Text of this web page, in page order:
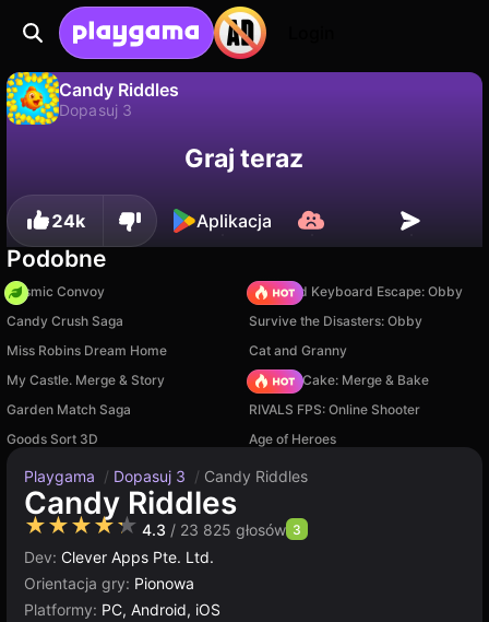
Candy Riddles
Dopasuj 3
Zapisz postępy! Nie
Graj teraz
24k Aplikacja
Podobne
Cosmic Convoy
+1 Speed Keyboard Escape: Obby
Candy Crush Saga
Survive the Disasters: Obby
Miss Robins Dream Home
Cat and Granny
My Castle. Merge & Story
Piece of Cake: Merge & Bake
Garden Match Saga
RIVALS FPS: Online Shooter
Goods Sort 3D
Age of Heroes
Playgama / Dopasuj 3 / Candy Riddles
Candy Riddles
★★★★★ 4.3 / 23 825 głosów 3
Dev: Clever Apps Pte. Ltd.
Orientacja gry: Pionowa
Platformy: PC, Android, iOS